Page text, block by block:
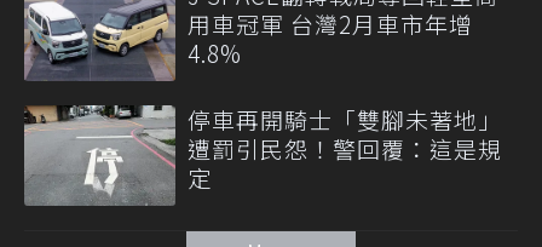
用車冠軍 台灣2月車市年增
4.8%
停車再開騎士「雙腳未著地」
遭罰引民怨！警回覆：這是規
定